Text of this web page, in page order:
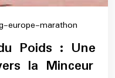
europe-marathon
europe-
marathon
Poids : Une
la Minceur